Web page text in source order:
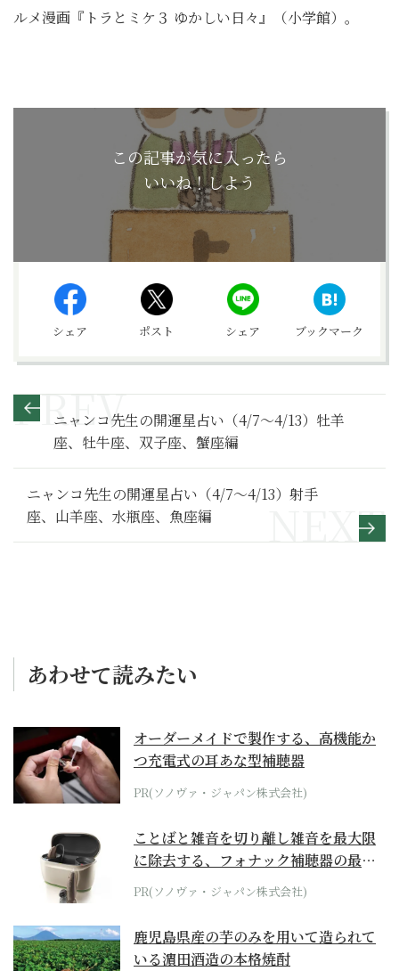
ルメ漫画『トラとミケ３ ゆかしい日々』（小学館）。
この記事が気に入ったら
いいね！しよう
シェア ポスト シェア ブックマーク
ニャンコ先生の開運星占い（4/7～4/13）牡羊
座、牡牛座、双子座、蟹座編
ニャンコ先生の開運星占い（4/7～4/13）射手
座、山羊座、水瓶座、魚座編
あわせて読みたい
オーダーメイドで製作する、高機能か
つ充電式の耳あな型補聴器
PR(ソノヴァ・ジャパン株式会社)
ことばと雑音を切り離し雑音を最大限
に除去する、フォナック補聴器の最上
位モデル
PR(ソノヴァ・ジャパン株式会社)
鹿児島県産の芋のみを用いて造られて
いる濵田酒造の本格焼酎